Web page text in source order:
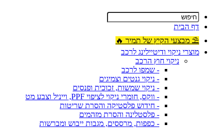
דף הבית
⛱ מבצעי הקיץ של תמיר 🔥
מוצרי ניקוי ודיטיילינג לרכב
ניקוי חוץ הרכב
- שמפו לרכב
- ניקוי גנטים וצמיגים
- ניקוי שמשות, זכוכית ופנסים
- ווקס, חומרי ניקוי לציפוי PPF, וייניל וצבע מט
- חידוש פלסטיקה והסרת שריטות
- פלסטלינה והסרת מזהמים
- כפפות, מרססים, מגבות ייבוש ומברשות